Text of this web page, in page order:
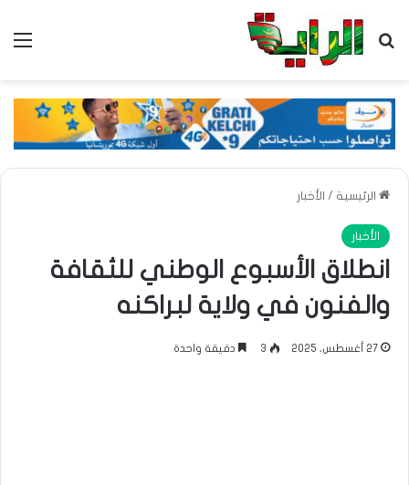
بحث عن
الرئيسية / الأخبار
الأخبار
انطلاق الأسبوع الوطني للثقافة
والفنون في ولاية لبراكنه
27 أغسطس، 2025 3 دقيقة واحدة